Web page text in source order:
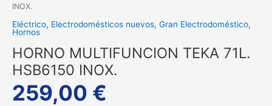
INOX.
Eléctrico, Electrodomésticos nuevos, Gran Electrodoméstico,
Hornos
HORNO MULTIFUNCION TEKA 71L.
HSB6150 INOX.
259,00 €